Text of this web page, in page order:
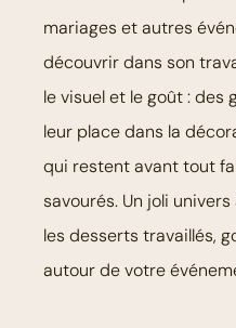
mariages et autres
découvrir dans son
le visuel et le goût :
leur place dans la
qui restent avant tout
savourés. Un joli
les desserts travaillés,
autour de votre